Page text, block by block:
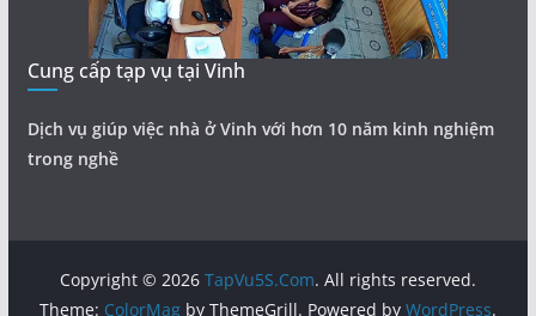
Cung cấp tạp vụ tại Vinh
Dịch vụ giúp việc nhà ở Vinh với hơn 10 năm kinh nghiệm
trong nghề
Copyright © 2026 TapVu5S.Com. All rights reserved.
Theme: ColorMagby ThemeGrill. Powered by WordPress.